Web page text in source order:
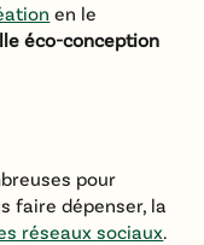
en le
éco-conception
pour
faire dépenser, la
réseaux sociaux.